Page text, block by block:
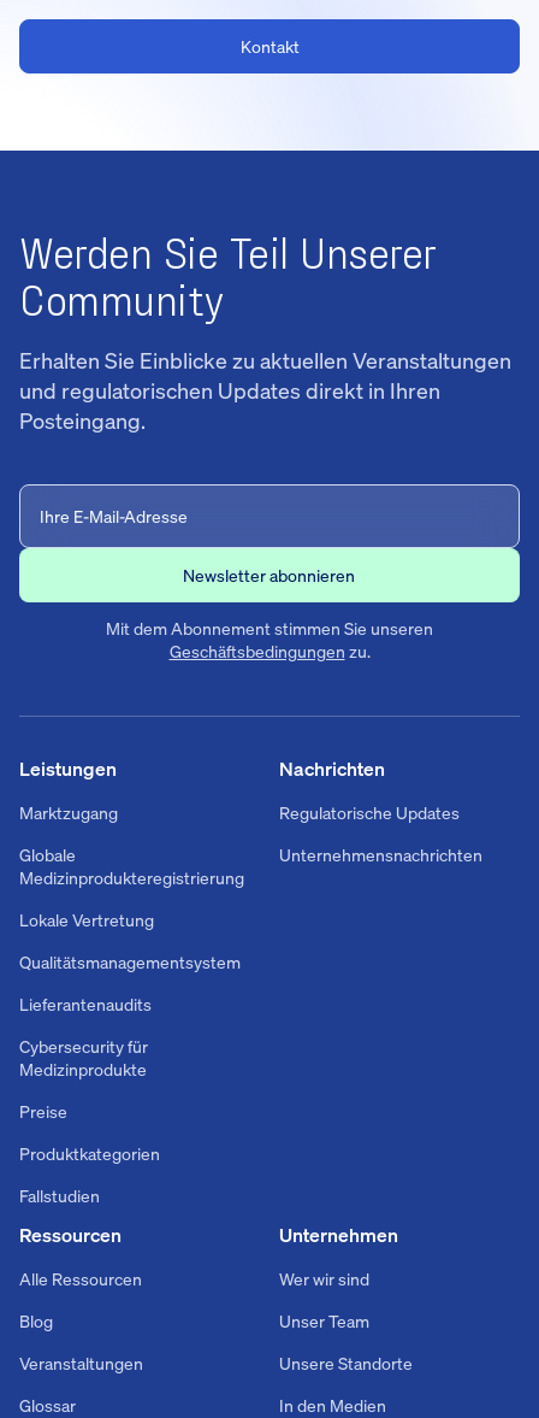
Kontakt
Werden Sie Teil Unserer
Community
Erhalten Sie Einblicke zu aktuellen Veranstaltungen
und regulatorischen Updates direkt in Ihren
Posteingang.
Mit dem Abonnement stimmen Sie unseren
Geschäftsbedingungen zu.
Nachrichten
Regulatorische Updates
Unternehmensnachrichten
Leistungen
Marktzugang
Globale
Medizinprodukteregistrierung
Lokale Vertretung
Qualitätsmanagementsystem
Lieferantenaudits
Cybersecurity für
Medizinprodukte
Preise
Produktkategorien
Fallstudien
Ressourcen
Alle Ressourcen
Blog
Veranstaltungen
Glossar
Unternehmen
Wer wir sind
Unser Team
Unsere Standorte
In den Medien